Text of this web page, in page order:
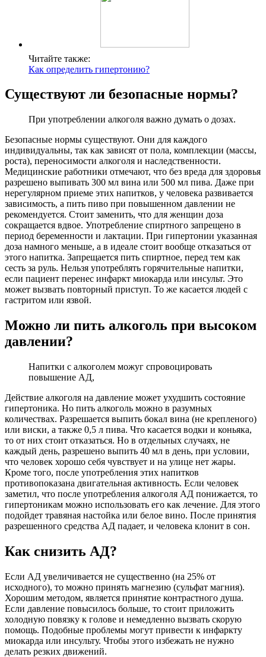
Читайте также:
Как определить гипертонию?
Существуют ли безопасные нормы?
При употреблении алкоголя важно думать о дозах.
Безопасные нормы существуют. Они для каждого
индивидуальны, так как зависят от пола, комплекции (массы,
роста), переносимости алкоголя и наследственности.
Медицинские работники отмечают, что без вреда для здоровья
разрешено выпивать 300 мл вина или 500 мл пива. Даже при
нерегулярном приеме этих напитков, у человека развивается
зависимость, а пить пиво при повышенном давлении не
рекомендуется. Стоит заменить, что для женщин доза
сокращается вдвое. Употребление спиртного запрещено в
период беременности и лактации. При гипертонии указанная
доза намного меньше, а в идеале стоит вообще отказаться от
этого напитка. Запрещается пить спиртное, перед тем как
сесть за руль. Нельзя употреблять горячительные напитки,
если пациент перенес инфаркт миокарда или инсульт. Это
может вызвать повторный приступ. То же касается людей с
гастритом или язвой.
Можно ли пить алкоголь при высоком
давлении?
Напитки с алкоголем можуг спровоцировать
повышение АД,
Действие алкоголя на давление может ухудшить состояние
гипертоника. Но пить алкоголь можно в разумных
количествах. Разрешается выпить бокал вина (не крепленого)
или виски, а также 0,5 л пива. Что касается водки и коньяка,
то от них стоит отказаться. Но в отдельных случаях, не
каждый день, разрешено выпить 40 мл в день, при условии,
что человек хорошо себя чувствует и на улице нет жары.
Кроме того, после употребления этих напитков
противопоказана двигательная активность. Если человек
заметил, что после употребления алкоголя АД понижается, то
гипертоникам можно использовать его как лечение. Для этого
подойдет травяная настойка или белое вино. После принятия
разрешенного средства АД падает, и человека клонит в сон.
Как снизить АД?
Если АД увеличивается не существенно (на 25% от
исходного), то можно принять магнезию (сульфат магния).
Хорошим методом, является принятие контрастного душа.
Если давление повысилось больше, то стоит приложить
холодную повязку к голове и немедленно вызвать скорую
помощь. Подобные проблемы могут привести к инфаркту
миокарда или инсульту. Чтобы этого избежать не нужно
делать резких движений.